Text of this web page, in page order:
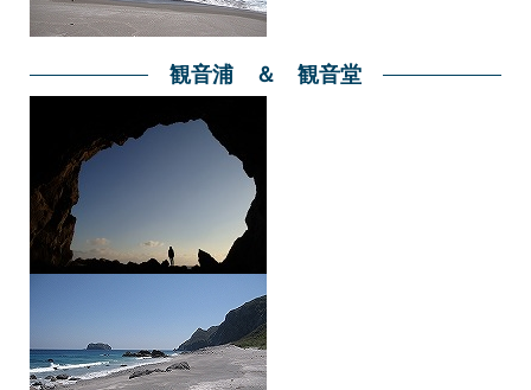
観音浦 ＆ 観音堂